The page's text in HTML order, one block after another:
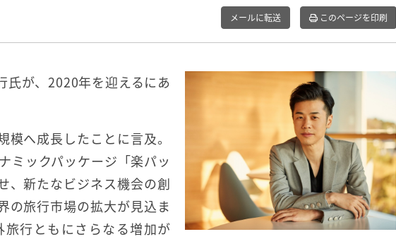
メールに転送 このページを印刷
氏が、2020年を迎えるにあ
へ成長したことに言及。
ミックパッケージ「楽パッ
、新たなビジネス機会の創
の旅行市場の拡大が見込ま
行ともにさらなる増加が